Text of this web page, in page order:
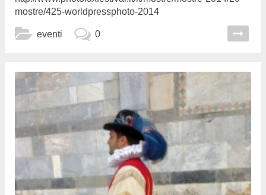
mostre/425-worldpressphoto-2014
eventi 0